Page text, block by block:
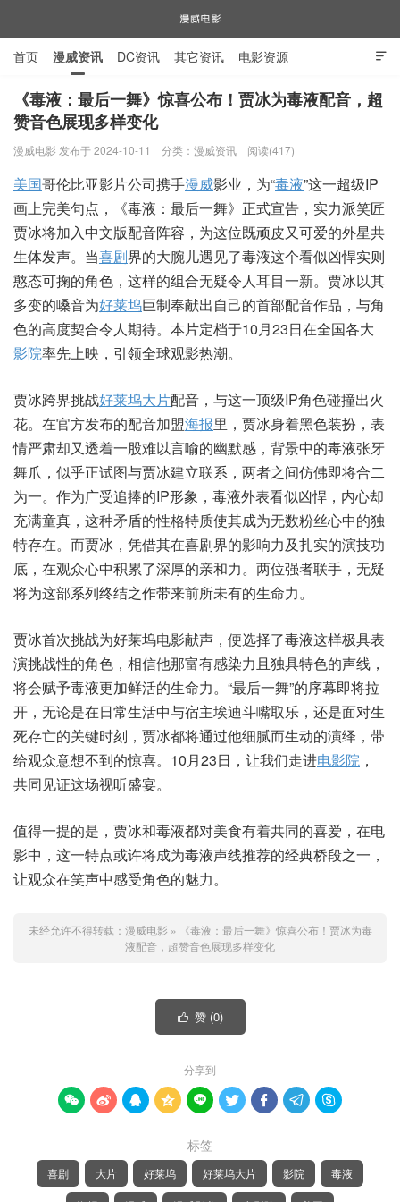
漫威电影

首页 漫威资讯 DC资讯 其它资讯 电影资源
电视剧资源 漫威图片
《毒液：最后一舞》惊喜公布！贾冰为毒液配音，超
赞音色展现多样变化
漫威电影 发布于 2024-10-11 分类： 漫威资讯 阅读(417)
美国哥伦比亚影片公司携手漫威影业，为“毒液”这一超级IP
画上完美句点，《毒液：最后一舞》正式宣告，实力派笑匠
贾冰将加入中文版配音阵容，为这位既顽皮又可爱的外星共
生体发声。当喜剧界的大腕儿遇见了毒液这个看似凶悍实则
憨态可掬的角色，这样的组合无疑令人耳目一新。贾冰以其
多变的嗓音为好莱坞巨制奉献出自己的首部配音作品，与角
色的高度契合令人期待。本片定档于10月23日在全国各大
影院率先上映，引领全球观影热潮。
贾冰跨界挑战好莱坞大片配音，与这一顶级IP角色碰撞出火
花。在官方发布的配音加盟海报里，贾冰身着黑色装扮，表
情严肃却又透着一股难以言喻的幽默感，背景中的毒液张牙
舞爪，似乎正试图与贾冰建立联系，两者之间仿佛即将合二
为一。作为广受追捧的IP形象，毒液外表看似凶悍，内心却
充满童真，这种矛盾的性格特质使其成为无数粉丝心中的独
特存在。而贾冰，凭借其在喜剧界的影响力及扎实的演技功
底，在观众心中积累了深厚的亲和力。两位强者联手，无疑
将为这部系列终结之作带来前所未有的生命力。
贾冰首次挑战为好莱坞电影献声，便选择了毒液这样极具表
演挑战性的角色，相信他那富有感染力且独具特色的声线，
将会赋予毒液更加鲜活的生命力。“最后一舞”的序幕即将拉
开，无论是在日常生活中与宿主埃迪斗嘴取乐，还是面对生
死存亡的关键时刻，贾冰都将通过他细腻而生动的演绎，带
给观众意想不到的惊喜。10月23日，让我们走进电影院 ，
共同见证这场视听盛宴。
值得一提的是，贾冰和毒液都对美食有着共同的喜爱，在电
影中，这一特点或许将成为毒液声线推荐的经典桥段之一，
让观众在笑声中感受角色的魅力。
未经允许不得转载： 漫威电影 »
《毒液：最后一舞》惊喜公布！贾冰为毒
液配音，超赞音色展现多样变化
 赞 (0)
分享到
        
标签
喜剧 大片 好莱坞 好莱坞大片 影院 毒液